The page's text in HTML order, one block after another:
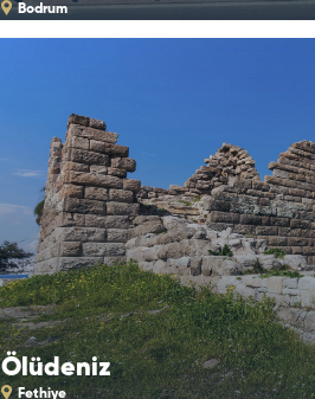
Bodrum
Ölüdeniz
Fethiye